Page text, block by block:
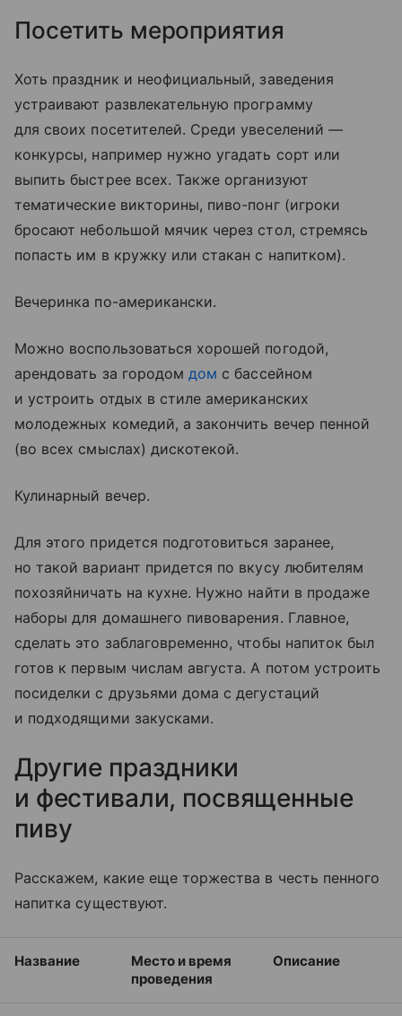
Посетить мероприятия
Хоть праздник и неофициальный, заведения
устраивают развлекательную программу
для своих посетителей. Среди увеселений —
конкурсы, например нужно угадать сорт или
выпить быстрее всех. Также организуют
тематические викторины, пиво-понг (игроки
бросают небольшой мячик через стол, стремясь
попасть им в кружку или стакан с напитком).
Вечеринка по-американски.
Можно воспользоваться хорошей погодой,
арендовать за городомдом с бассейном
и устроить отдых в стиле американских
молодежных комедий, а закончить вечер пенной
(во всех смыслах) дискотекой.
Кулинарный вечер.
Для этого придется подготовиться заранее,
но такой вариант придется по вкусу любителям
похозяйничать на кухне. Нужно найти в продаже
наборы для домашнего пивоварения. Главное,
сделать это заблаговременно, чтобы напиток был
готов к первым числам августа. А потом устроить
посиделки с друзьями дома с дегустаций
и подходящими закусками.
Другие праздники
и фестивали, посвященные
пиву
Расскажем, какие еще торжества в честь пенного
напитка существуют.
Название
Место и время
проведения
Описание